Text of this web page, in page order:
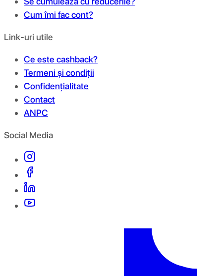
Cum îmi fac cont?
Link-uri utile
Ce este cashback?
Termeni și condiții
Confidențialitate
Contact
ANPC
Social Media